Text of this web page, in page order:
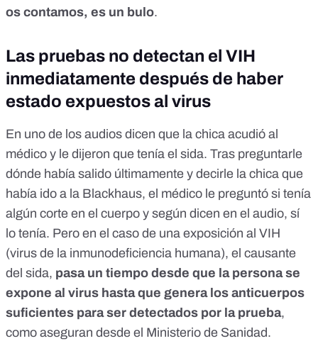
os contamos, es un bulo.
Las pruebas no detectan el VIH
inmediatamente después de haber
estado expuestos al virus
En uno de los audios dicen que la chica acudió al
médico y le dijeron que tenía el sida. Tras preguntarle
dónde había salido últimamente y decirle la chica que
había ido a la Blackhaus, el médico le preguntó si tenía
algún corte en el cuerpo y según dicen en el audio, sí
lo tenía. Pero en el caso de una exposición al VIH
(virus de la inmunodeficiencia humana), el causante
del sida, pasa un tiempo desde que la persona se
expone al virus hasta que genera los anticuerpos
suficientes para ser detectados por la prueba,
como aseguran desde el Ministerio de Sanidad.